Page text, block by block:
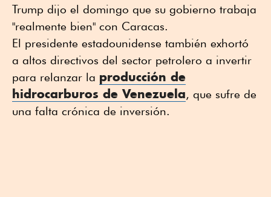
Trump dijo el domingo que su gobierno trabaja
"realmente bien" con Caracas.
El presidente estadounidense también exhortó
a altos directivos del sector petrolero a invertir
para relanzar la producción de
hidrocarburos de Venezuela, que sufre de
una falta crónica de inversión.